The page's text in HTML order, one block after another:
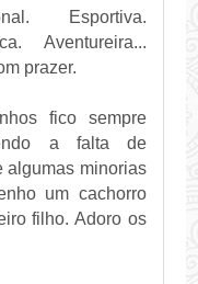
Esportiva.
Aventureira...
prazer.
fico sempre
a falta de
algumas minorias
um cachorro
filho. Adoro os